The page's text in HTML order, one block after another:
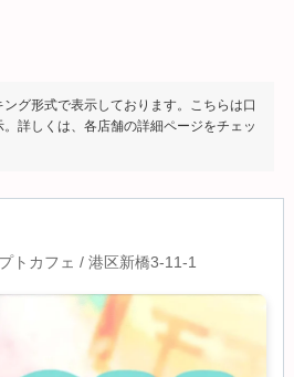
グ形式で表示しております。こちらは口
詳しくは、各店舗の詳細ページをチェッ
トカフェ / 港区新橋3-11-1